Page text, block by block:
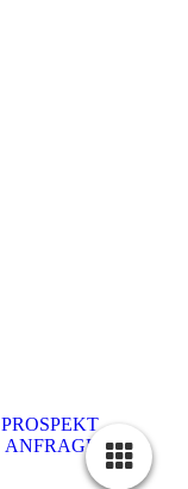
PROSPEKT
ANFRAGE